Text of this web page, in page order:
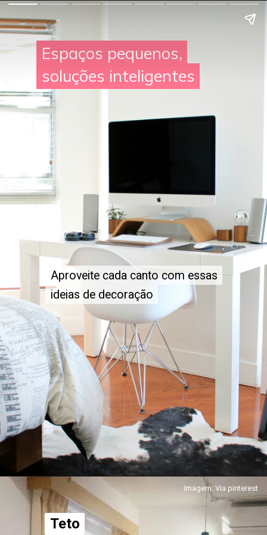
Espaços pequenos,
soluções inteligentes
Espaços pequenos,
soluções inteligentes
Aproveite cada canto com essas
ideias de decoração
Aproveite cada canto com essas
ideias de decoração
Imagem: Via pinterest
Teto
Teto